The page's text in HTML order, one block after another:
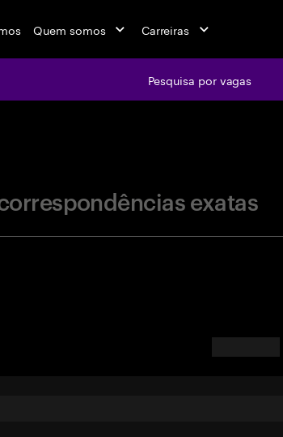
Quem somos Carreiras
Pesquisa por vagas
exatas